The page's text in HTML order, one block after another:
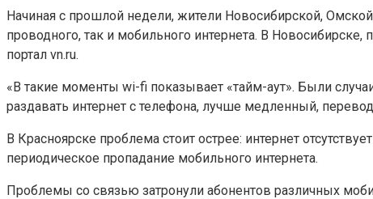
Начиная с прошлой недели, жители Новосибирской,
проводного, так и мобильного интернета. В
портал vn.ru.
«В такие моменты wi-fi показывает «тайм-аут». Были
раздавать интернет с телефона, лучше медленный,
В Красноярске проблема стоит острее: интернет
периодическое пропадание мобильного интернета.
Проблемы со связью затронули абонентов различных